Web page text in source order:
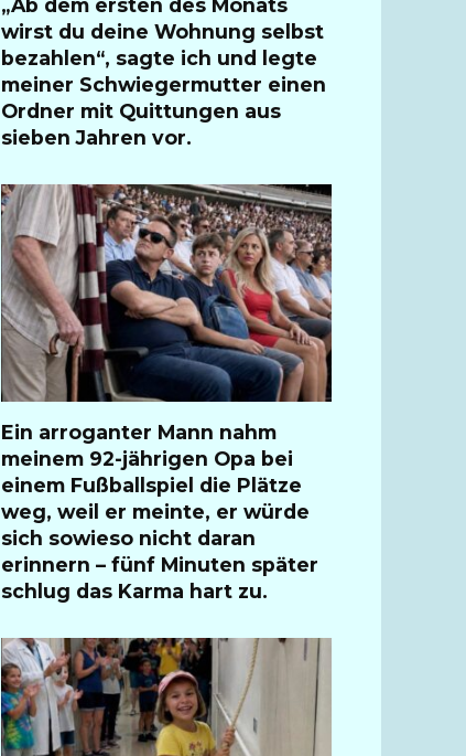
wirst du deine Wohnung selbst
bezahlen“, sagte ich und legte
meiner Schwiegermutter einen
Ordner mit Quittungen aus
sieben Jahren vor.
Ein arroganter Mann nahm
meinem 92-jährigen Opa bei
einem Fußballspiel die Plätze
weg, weil er meinte, er würde
sich sowieso nicht daran
erinnern – fünf Minuten später
schlug das Karma hart zu.